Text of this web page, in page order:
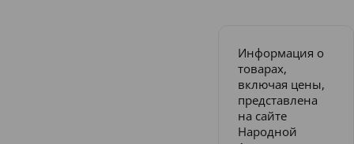
Информация о
товарах,
включая цены,
представлена
на сайте
Народной